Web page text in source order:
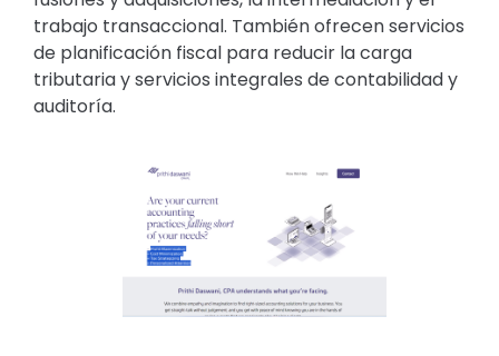
trabajo transaccional. También ofrecen servicios
de planificación fiscal para reducir la carga
tributaria y servicios integrales de contabilidad y
auditoría.